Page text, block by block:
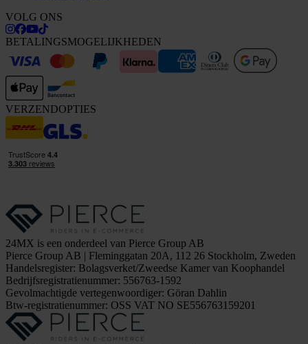
VOLG ONS
BETALINGSMOGELIJKHEDEN
VERZENDOPTIES
24MX is een onderdeel van Pierce Group AB
Pierce Group AB | Fleminggatan 20A, 112 26 Stockholm, Zweden
Handelsregister: Bolagsverket/Zweedse Kamer van Koophandel
Bedrijfsregistratienummer: 556763-1592
Gevolmachtigde vertegenwoordiger: Göran Dahlin
Btw-registratienummer: OSS VAT NO SE556763159201